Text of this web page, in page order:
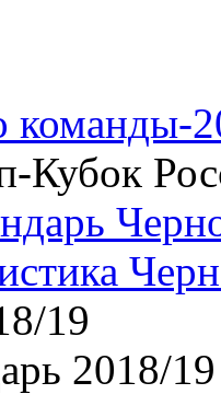
команды-
Кубок
19
2018/19